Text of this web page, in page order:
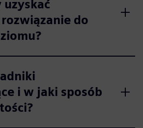
uzyskać
do
i w jaki sposób